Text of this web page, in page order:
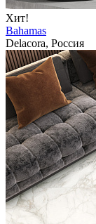
Хит!
Bahamas
Delacora, Россия